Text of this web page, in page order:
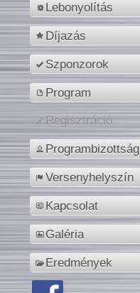
Lebonyolítás
Díjazás
Szponzorok
Program
Regisztráció
Programbizottság
Versenyhelyszín
Kapcsolat
Galéria
Eredmények